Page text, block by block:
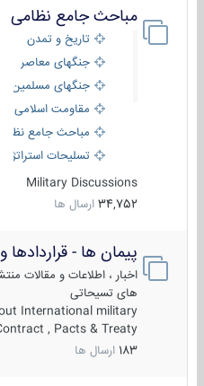
مباحث جامع نظامی
تاریخ و تمدن
جنگهای معاصر
جنگهای مسلمین
مقاومت اسلامی
مباحث جامع نظامی
تسلیحات استراتژیک
Military Discussions
34,752 ارسال ها
پیمان ها - قراردادها
اخبار ، اطلاعات و مقالات
های تسیحاتی
International military
Contract , Pacts & Treaty
183 ارسال ها